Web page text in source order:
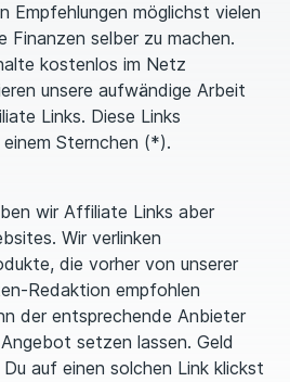
Emp­feh­lungen möglichst vielen
Finanzen selber zu machen.
kostenlos im Netz
unsere aufwändige Arbeit
Links. Diese Links
Sternchen (*).
wir Affiliate Links aber
Wir verlinken
die vorher von unserer
Redaktion emp­foh­len
der entsprechende Anbieter
setzen lassen. Geld
auf einen solchen Link klickst